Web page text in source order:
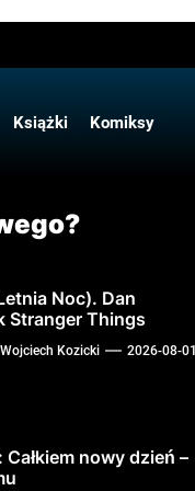
Książki Komiksy
Noc). Dan
Stranger Things
Kozicki 2026-08-01
nowy dzień –